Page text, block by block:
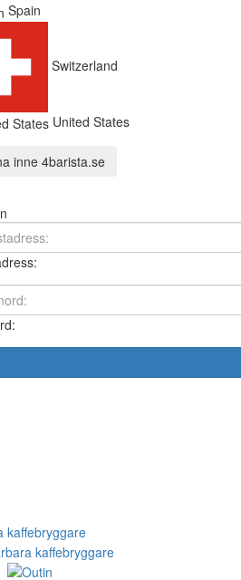
Spain
Switzerland
United States
inne4barista.se
kaffebryggare